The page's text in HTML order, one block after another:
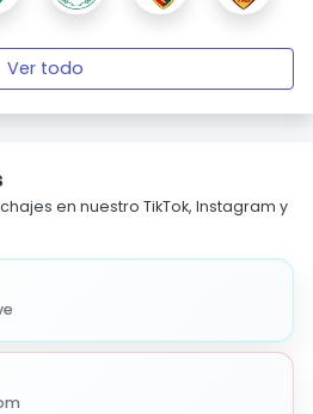
Ver todo
en nuestro TikTok, Instagram y